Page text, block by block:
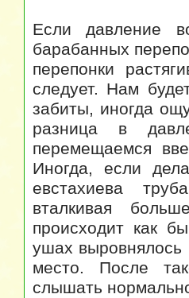
Если давление
барабанных
перепонки
следует. Нам
забиты, иногда
разница в
перемещаемся
Иногда, если
евстахиева
вталкивая
происходит как
ушах
место. После
слышать